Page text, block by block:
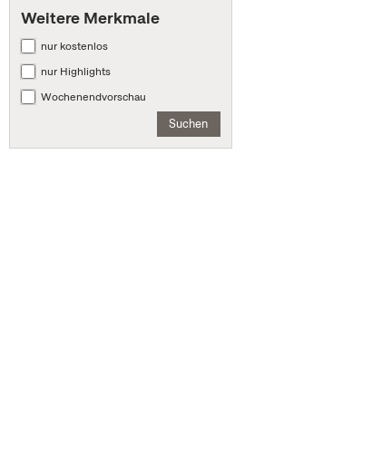
Weitere Merkmale
nur kostenlos
nur Highlights
Wochenendvorschau
Suchen